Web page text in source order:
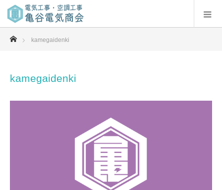
ホーム
kamegaidenki
kamegaidenki